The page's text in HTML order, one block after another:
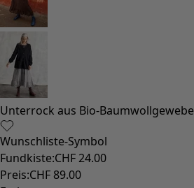
Unterrock aus Bio-Baumwollgewebe
Wunschliste-Symbol
Fundkiste:CHF 24.00
Preis:CHF 89.00